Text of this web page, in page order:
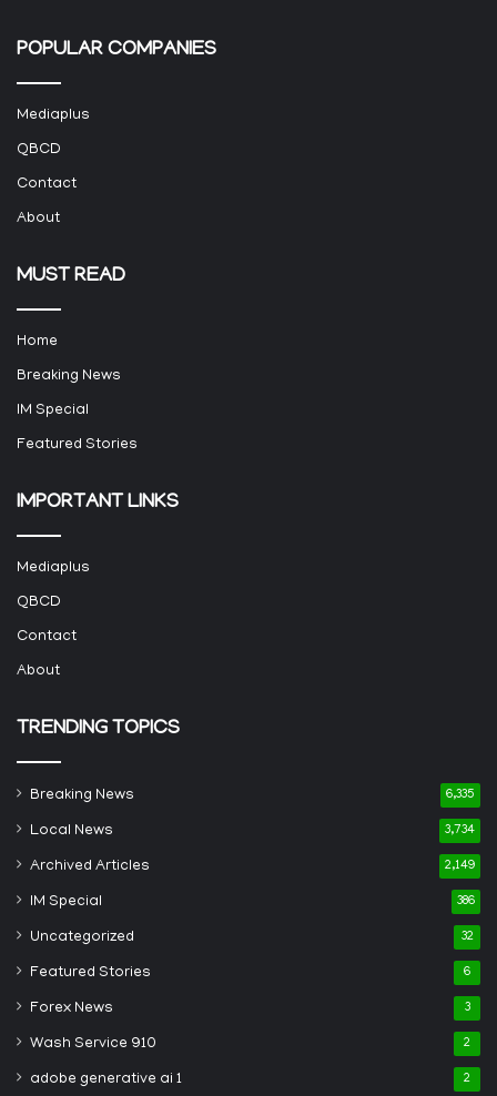
POPULAR COMPANIES
Mediaplus
QBCD
Contact
About
MUST READ
Home
Breaking News
IM Special
Featured Stories
IMPORTANT LINKS
Mediaplus
QBCD
Contact
About
TRENDING TOPICS
Breaking News 6,335
Local News 3,734
Archived Articles 2,149
IM Special 386
Uncategorized 32
Featured Stories 6
Forex News 3
Wash Service 910 2
adobe generative ai 1 2